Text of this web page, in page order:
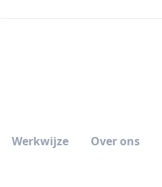
Werkwijze Over ons